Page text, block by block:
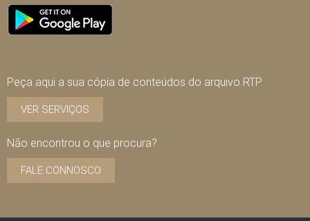
Peça aqui a sua cópia de conteúdos do arquivo RTP
VER SERVIÇOS
Não encontrou o que procura?
FALE CONNOSCO